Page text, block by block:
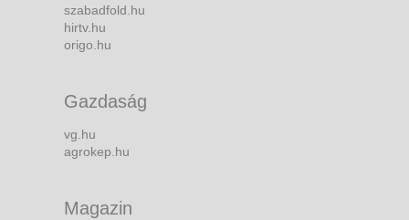
szabadfold.hu
hirtv.hu
origo.hu
Gazdaság
vg.hu
agrokep.hu
Magazin